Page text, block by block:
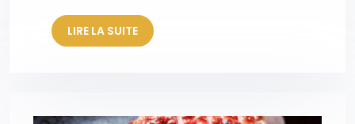
LIRE LA SUITE